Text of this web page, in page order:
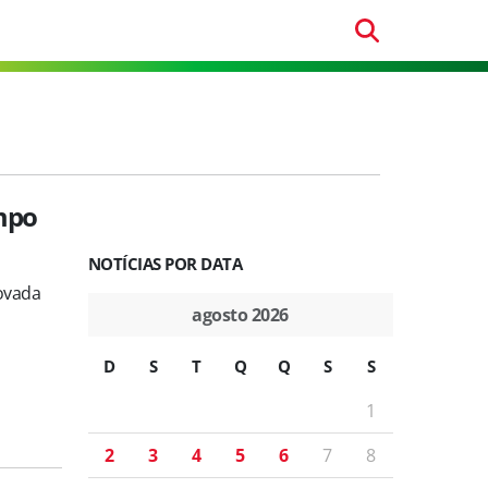
NOTÍCIAS POR DATA
agosto 2026
D S T Q Q S S
1
2
3 4 5 6 7
8